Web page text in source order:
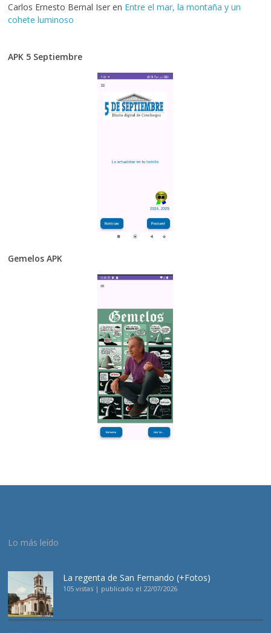
Carlos Ernesto Bernal Iser en Entre el mar, la montaña y un
cohete luminoso
APK 5 Septiembre
Gemelos APK
Lo más leído
La regenta de San Fernando (+Fotos)
105 vistas | publicado el 22/07/2026